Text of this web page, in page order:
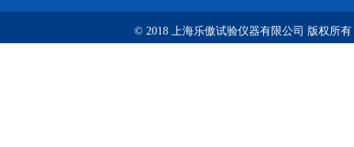
© 2018 上海乐傲试验仪器有限公司 版权所